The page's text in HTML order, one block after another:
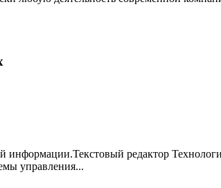
редактор
управления...